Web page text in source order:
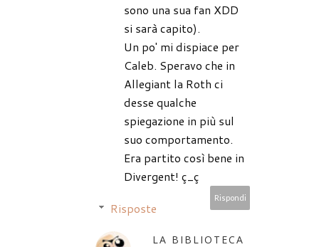
sono una sua fan XDD
si sarà capito).
Un po' mi dispiace per
Caleb. Speravo che in
Allegiant la Roth ci
desse qualche
spiegazione in più sul
suo comportamento.
Era partito così bene in
Divergent! ç_ç
Rispondi
Risposte
LA BIBLIOTECA